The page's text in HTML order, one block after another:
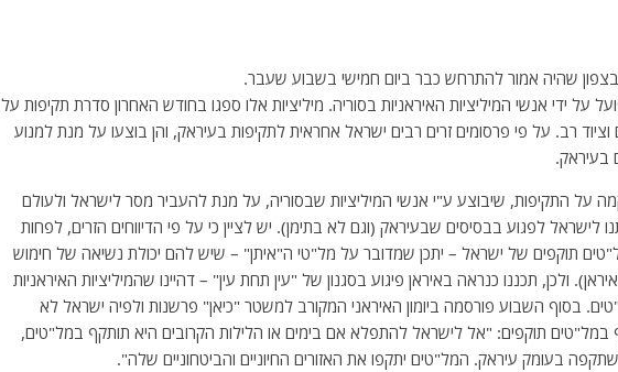
בצפון שהיה אמור להתרחש כבר ביום חמישי בשבוע שעבר.
על ידי אנשי המיליציות האיראניות בסוריה. מיליציות אלו ספגו בחודש האחרון סדרת תקיפות על
וציוד רב. על פי פרסומים זרים רבים ישראל אחראית לתקיפות בעיראק, והן בוצעו על מנת למנוע
בעיראק.
על התקיפות, שיבוצע ע"י אנשי המיליציות שבסוריה, על מנת להעביר מסר לישראל ולעולם
לישראל לפגוע בבסיסים שבעיראק (וגם לא בתימן). יש לציין כי על פי הדיווחים הזרים, לפחות
תוקפים של ישראל – יתכן שמדובר על מל"טי ה"איתן" – שיש להם יכולת נשיאה של חימוש
ולכן, תכננו כנראה באיראן פיגוע בסגנון של "עין תחת עין" – דהיינו שהמיליציות האיראניות
בסוף השבוע פורסמה ביומון האיראני המקורב למשטר "כיאן" פרשנות ולפיה ישראל לא
במל"טים תוקפים: "אל לישראל להתפלא אם בימים או הלילות הקרובים היא תותקף במל"טים,
בעומק עיראק. המל"טים יתקפו את האזורים החיוניים והביטחוניים שלה".